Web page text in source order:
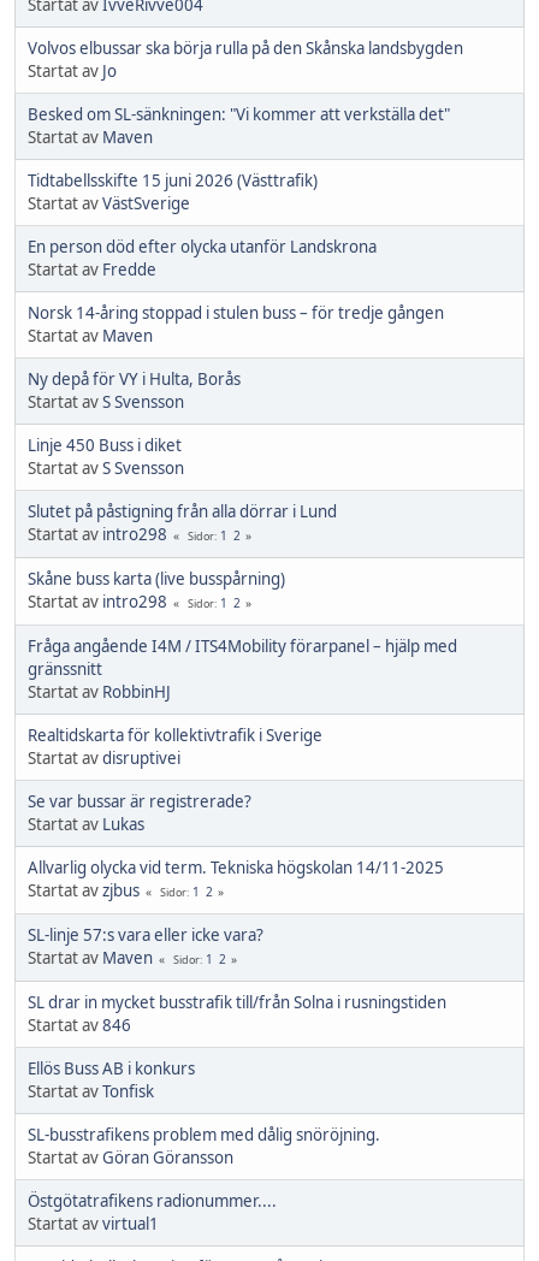
Volvos elbussar ska börja rulla på den Skånska landsbygden
Startat av Jo
Besked om SL-sänkningen: "Vi kommer att verkställa det"
Startat av Maven
Tidtabellsskifte 15 juni 2026 (Västtrafik)
Startat avVästSverige
En person död efter olycka utanför Landskrona
Startat av Fredde
Norsk 14-åring stoppad i stulen buss – för tredje gången
Startat av Maven
Ny depå för VY i Hulta, Borås
Startat avS Svensson
Linje 450 Buss i diket
Startat avS Svensson
Slutet på påstigning från alla dörrar i Lund
Startat av intro298 Sidor 1 2
Skåne buss karta (live busspårning)
Startat av intro298 Sidor 1 2
Fråga angående I4M / ITS4Mobility förarpanel – hjälp med
gränssnitt
Startat av RobbinHJ
Realtidskarta för kollektivtrafik i Sverige
Startat avdisruptivei
Se var bussar är registrerade?
Startat av Lukas
Allvarlig olycka vid term. Tekniska högskolan 14/11-2025
Startat avzjbus Sidor 1 2
SL-linje 57:s vara eller icke vara?
Startat av Maven Sidor 1 2
SL drar in mycket busstrafik till/från Solna i rusningstiden
Startat av846
Ellös Buss AB i konkurs
Startat avTonfisk
SL-busstrafikens problem med dålig snöröjning.
Startat avGöran Göransson
Östgötatrafikens radionummer....
Startat avvirtual1